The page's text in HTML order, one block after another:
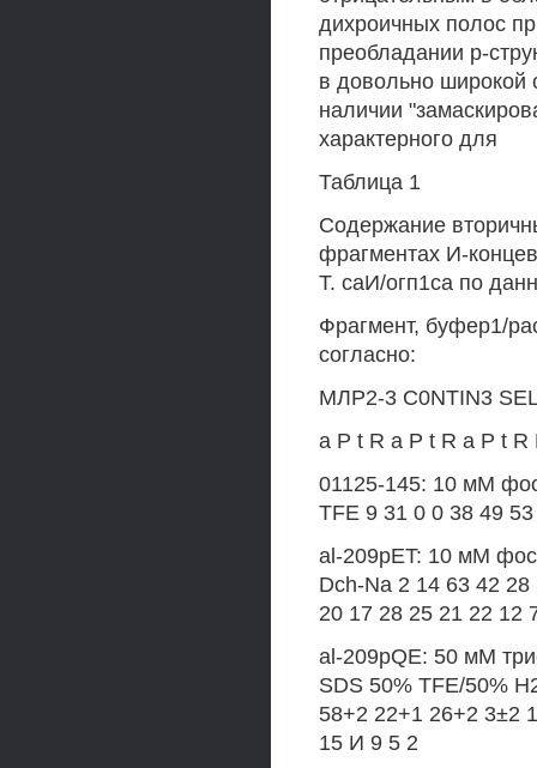
дихроичных полос
преобладании p-
в довольно широкой
наличии
характерного для
Таблица 1
Содержание
фрагментах И-
Т. саИ/огп1са по
Фрагмент, буфер1/
согласно:
МЛР2-3 C0NTIN3
а Р t R а Р t R а Р t R
01125-145: 10 мМ
TFE 9 31 0 0 38 49
al-209pET: 10 мМ
Dch-Na 2 14 63 42
20 17 28 25 21 22 12
al-209pQE: 50 мМ
SDS 50% TFE/50%
58+2 22+1 26+2 3±2
15 И 9 5 2